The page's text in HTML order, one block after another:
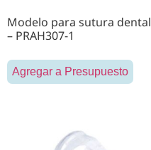
Modelo para sutura dental
– PRAH307-1
Agregar a Presupuesto